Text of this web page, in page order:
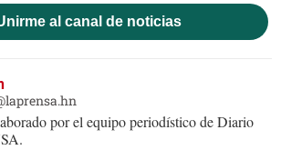
al canal de noticias
por el equipo periodístico de Diario